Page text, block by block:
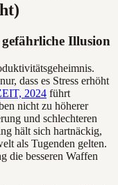
Illusion
dass es Stress erhöht
2024 führt
nicht zu höherer
und schlechteren
hält sich hartnäckig,
als Tugenden gelten.
die besseren Waffen